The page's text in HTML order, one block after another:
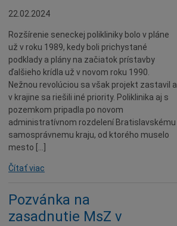
Oznamy
Mestský úrad
Projekty
Primátor
Otázky a odpovede
Napísali o nás
Osobnosti
História
Ocenenia
Šport
22.02.2024
Rozšírenie seneckej polikliniky bolo v pláne
už v roku 1989, kedy boli prichystané
podklady a plány na začiatok prístavby
ďalšieho krídla už v novom roku 1990.
Nežnou revolúciou sa však projekt zastavil a
v krajine sa riešili iné priority. Poliklinika aj s
pozemkom pripadla po novom
administratívnom rozdelení Bratislavskému
samosprávnemu kraju, od ktorého muselo
mesto […]
Čítať viac
Pozvánka na
zasadnutie MsZ v